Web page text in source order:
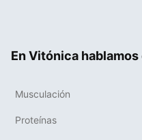
En Vitónica hablamos
Musculación
Proteínas